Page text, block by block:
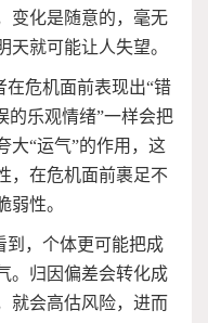
变化是随意的，毫无
就可能让人失望。
危机面前表现出“错
的乐观情绪”一样会把
大“运气”的作用，这
，在危机面前裹足不
弱性。
到，个体更可能把成
。归因偏差会转化成
就会高估风险，进而